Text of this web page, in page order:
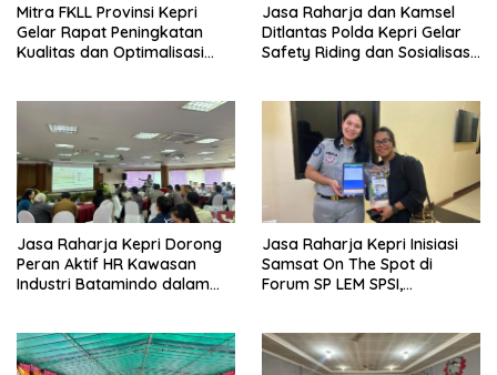
Mitra FKLL Provinsi Kepri
Gelar Rapat Peningkatan
Kualitas dan Optimalisasi
Jasa Raharja dan Kamsel
Ditlantas Polda Kepri Gelar
Safety Riding dan Sosialisasi
Indonesia
Jasa Raharja Kepri Dorong
Peran Aktif HR Kawasan
Industri Batamindo dalam
Jasa Raharja Kepri Inisiasi
Samsat On The Spot di
Forum SP LEM SPSI,
Cepat